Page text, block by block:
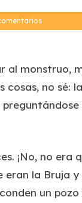
al monstruo,
no sé:
¡No, no era
la Bruja
un